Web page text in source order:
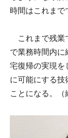
時間はこれまで
これまで残業
で業務時間内に
宅復帰の実現を
に可能にする技
ことになる。（